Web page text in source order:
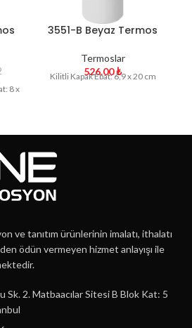
8 x
3551-B Beyaz Termos
Termoslar
526.00₺
Kilitli Kapak Ebat: 6,9 x 20 cm
ve tanıtım ürünlerinin imalatı, ithalatı
ödün vermeyen hizmet anlayışı ile
Sk. 2. Matbaacılar Sitesi B Blok Kat: 5